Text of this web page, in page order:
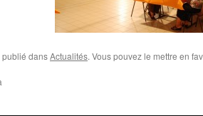
publié dansActualités. Vous pouvez le mettre en